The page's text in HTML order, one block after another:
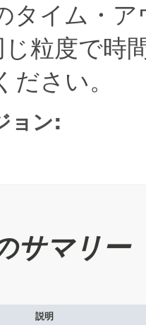
タイム・
じ粒度で時
ださい。
ョン:
サマリー
説明